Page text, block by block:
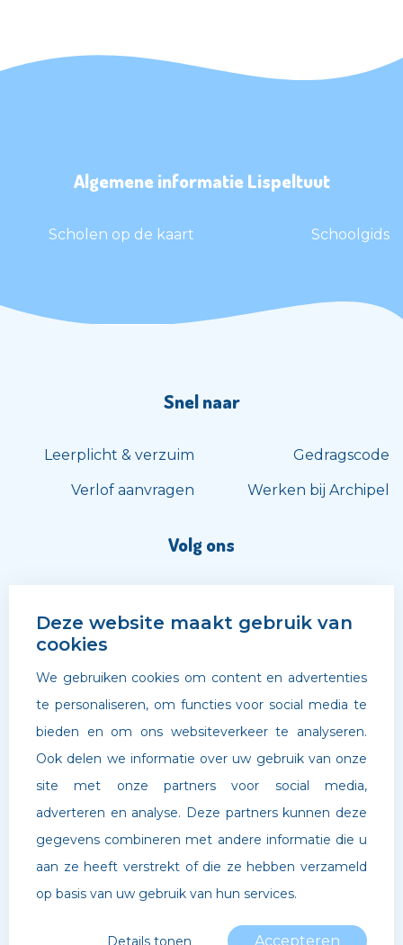
Algemene informatie Lispeltuut
Scholen op de kaart Schoolgids
Snel naar
Leerplicht & verzuim
Verlof aanvragen
Gedragscode
Werken bij Archipel
Volg ons
©Archipel Scholen. Website doorBoldr Digital Agency
Privacybeleid
Deze website maakt gebruik van
cookies
We gebruiken cookies om content en advertenties
te personaliseren, om functies voor social media te
bieden en om ons websiteverkeer te analyseren.
Ook delen we informatie over uw gebruik van onze
site met onze partners voor social media,
adverteren en analyse. Deze partners kunnen deze
gegevens combineren met andere informatie die u
aan ze heeft verstrekt of die ze hebben verzameld
op basis van uw gebruik van hun services.
Details tonen Accepteren